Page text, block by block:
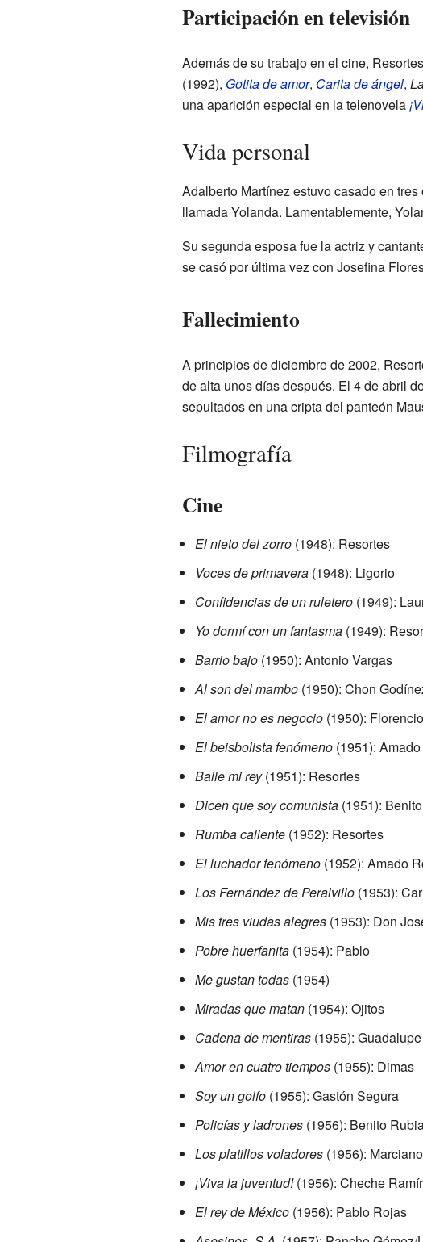
Participación en televisión
Además de su trabajo en el cine,
(1992), Gotita de amor, Carita de ángel,
una aparición especial en la telenovela
Vida personal
Adalberto Martínez estuvo casado en
llamada Yolanda. Lamentablemente,
Su segunda esposa fue la actriz y
se casó por última vez con Josefina
Fallecimiento
A principios de diciembre de 2002,
de alta unos días después. El 4 de abril
sepultados en una cripta del panteón
Filmografía
Cine
El nieto del zorro(1948): Resortes
Voces de primavera(1948): Ligorio
Confidencias de un ruletero(1949):
Yo dormí con un fantasma(1949):
Barrio bajo(1950): Antonio Vargas
Al son del mambo(1950): Chon
El amor no es negocio(1950): Florencio
El beisbolista fenómeno(1951):
Baile mi rey(1951): Resortes
Dicen que soy comunista(1951):
Rumba caliente(1952): Resortes
El luchador fenómeno(1952): Amado
Los Fernández de Peralvillo(1953):
Mis tres viudas alegres(1953): Don
Pobre huerfanita(1954): Pablo
Me gustan todas(1954)
Miradas que matan(1954): Ojitos
Cadena de mentiras(1955):
Amor en cuatro tiempos(1955): Dimas
Soy un golfo(1955): Gastón Segura
Policías y ladrones(1956): Benito
Los platillos voladores(1956): Marciano
¡Viva la juventud!(1956): Cheche
El rey de México(1956): Pablo Rojas